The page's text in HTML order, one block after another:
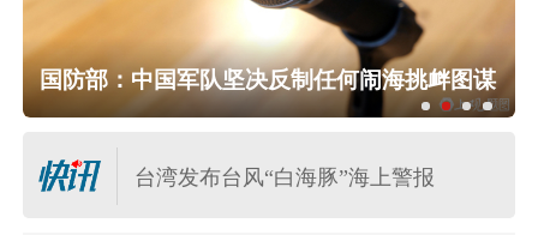
国防部：中国军队坚决反制任何闹海挑衅图谋
浙江预报：“白海豚”或于9日下午到10
日早晨在苍南到象山一带沿海登陆
台湾发布台风“白海豚”海上警报